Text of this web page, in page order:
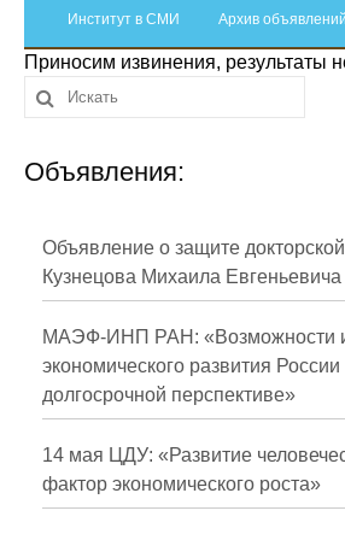
Отчетность
Противодействие
Материалы для СМИ
Публикации
Научная жизнь
Проблемы
О журнале
Номера журналов
Институт в СМИ Архив объявлений
Приносим извинения, результаты
Объявления:
Объявление о защите
Кузнецова Михаила Евгеньевича
МАЭФ-ИНП РАН: «Возможности и
экономического развития
долгосрочной перспективе»
14 мая ЦДУ: «Развитие
фактор экономического роста»